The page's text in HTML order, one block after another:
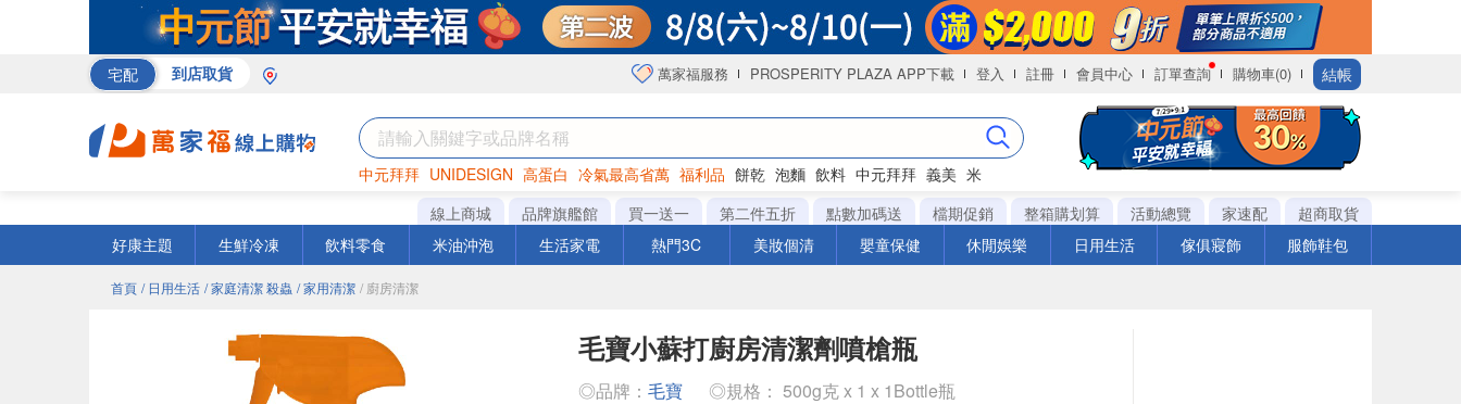
宅配 到店取貨 萬家福服務 PROSPERITY PLAZA APP下載 登入 註冊 會員中心 訂單查詢 購物車(0) 結帳
中元拜拜 UNIDESIGN 高蛋白 冷氣最高省萬 福利品 餅乾 泡麵 飲料 中元拜拜 義美 米
罐頭 咖啡 海苔
線上商城 品牌旗艦館 買一送一 第二件五折 點數加碼送 檔期促銷 整箱購划算 活動總覽 家速配
超商取貨
好康主題
生鮮冷凍 飲料零食 米油沖泡 生活家電 熱門3C 美妝個清 嬰童保健 休閒娛樂 日用生活 傢俱寢飾 服飾鞋包
首頁 / 日用生活 / 家庭清潔 殺蟲 / 家用清潔 / 廚房清潔
毛寶小蘇打廚房清潔劑噴槍瓶
◎品牌： 毛寶 ◎規格： 500g克 x 1 x 1Bottle瓶